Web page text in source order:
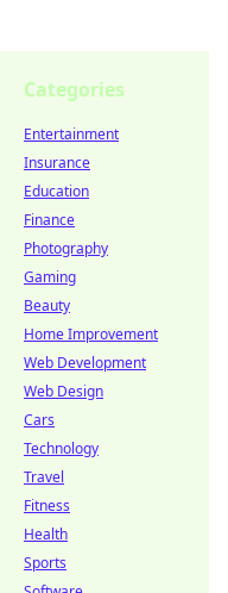
Categories
Entertainment
Insurance
Education
Finance
Photography
Gaming
Beauty
Home Improvement
Web Development
Web Design
Cars
Technology
Travel
Fitness
Health
Sports